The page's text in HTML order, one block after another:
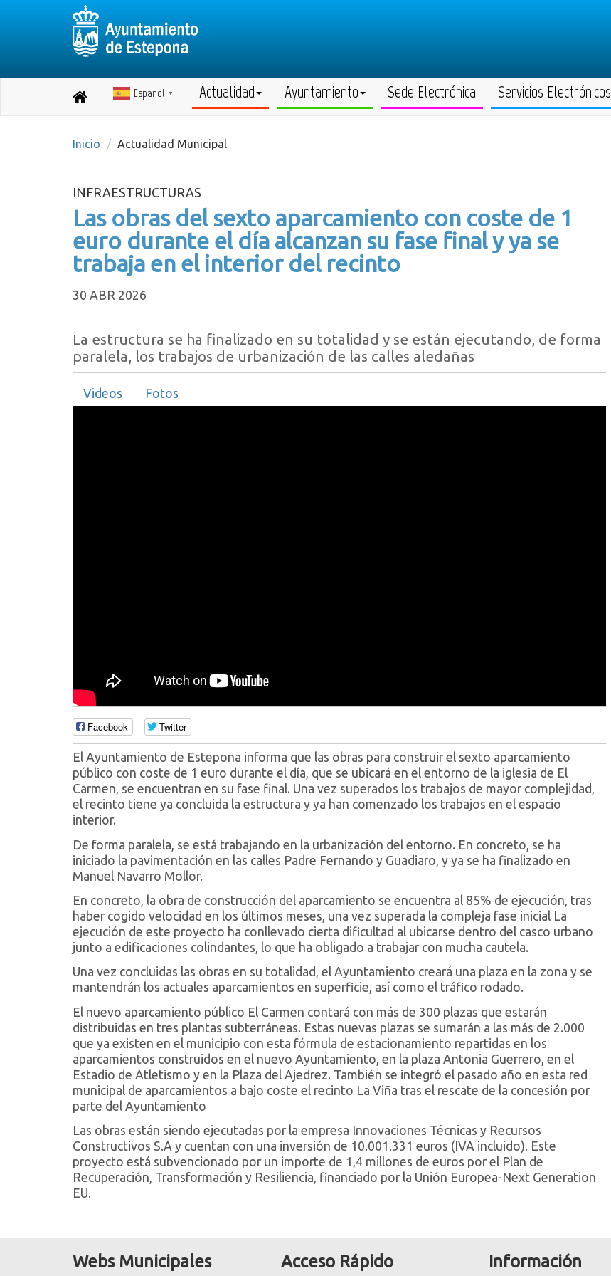
Destino:
inicio
Español ▼ Actualidad Ayuntamiento Sede Electrónica Servicios Electrónicos
Inicio Actualidad Municipal
INFRAESTRUCTURAS
Las obras del sexto aparcamiento con coste de 1
euro durante el día alcanzan su fase final y ya se
trabaja en el interior del recinto
30 ABR 2026
La estructura se ha finalizado en su totalidad y se están ejecutando, de forma
paralela, los trabajos de urbanización de las calles aledañas
Videos Fotos
Facebook Twitter
El Ayuntamiento de Estepona informa que las obras para construir el sexto aparcamiento
público con coste de 1 euro durante el día, que se ubicará en el entorno de la iglesia de El
Carmen, se encuentran en su fase final. Una vez superados los trabajos de mayor complejidad,
el recinto tiene ya concluida la estructura y ya han comenzado los trabajos en el espacio
interior.
De forma paralela, se está trabajando en la urbanización del entorno. En concreto, se ha
iniciado la pavimentación en las calles Padre Fernando y Guadiaro, y ya se ha finalizado en
Manuel Navarro Mollor.
En concreto, la obra de construcción del aparcamiento se encuentra al 85% de ejecución, tras
haber cogido velocidad en los últimos meses, una vez superada la compleja fase inicial La
ejecución de este proyecto ha conllevado cierta dificultad al ubicarse dentro del casco urbano
junto a edificaciones colindantes, lo que ha obligado a trabajar con mucha cautela.
Una vez concluidas las obras en su totalidad, el Ayuntamiento creará una plaza en la zona y se
mantendrán los actuales aparcamientos en superficie, así como el tráfico rodado.
El nuevo aparcamiento público El Carmen contará con más de 300 plazas que estarán
distribuidas en tres plantas subterráneas. Estas nuevas plazas se sumarán a las más de 2.000
que ya existen en el municipio con esta fórmula de estacionamiento repartidas en los
aparcamientos construidos en el nuevo Ayuntamiento, en la plaza Antonia Guerrero, en el
Estadio de Atletismo y en la Plaza del Ajedrez. También se integró el pasado año en esta red
municipal de aparcamientos a bajo coste el recinto La Viña tras el rescate de la concesión por
parte del Ayuntamiento
Las obras están siendo ejecutadas por la empresa Innovaciones Técnicas y Recursos
Constructivos S.A y cuentan con una inversión de 10.001.331 euros (IVA incluido). Este
proyecto está subvencionado por un importe de 1,4 millones de euros por el Plan de
Recuperación, Transformación y Resiliencia, financiado por la Unión Europea-Next Generation
EU.
Webs Municipales Acceso Rápido Información